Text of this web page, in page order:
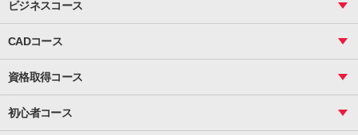
ビジネスコース
関数
ピボットテーブル
マクロ
CADコース
図面作成（基礎）
図面作成（応用）
資格取得コース
初心者コース